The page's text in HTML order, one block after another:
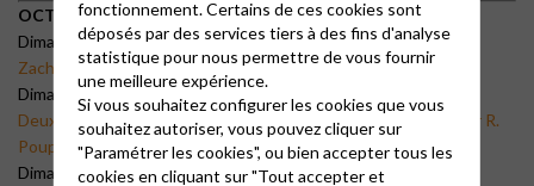
OCTOBRE
Dimanche 30 Octobre 2022 :Luc 19, 1-10
Zachée Fils d’Abraham par le Pasteur R. Poupin
Dimanche 23 Octobre 2022 :Luc 18, 9-14
Deux hommes montèrent au temple pour prier… par le Pasteur R.
Poupin
Dimanche 16 Octobre 2022 :Luc 18:1-8
fonctionnement. Certains de ces cookies sont
déposés par des services tiers à des fins d'analyse
statistique pour nous permettre de vous fournir
une meilleure expérience.
Si vous souhaitez configurer les cookies que vous
souhaitez autoriser, vous pouvez cliquer sur
"Paramétrer les cookies", ou bien accepter tous les
cookies en cliquant sur "Tout accepter et